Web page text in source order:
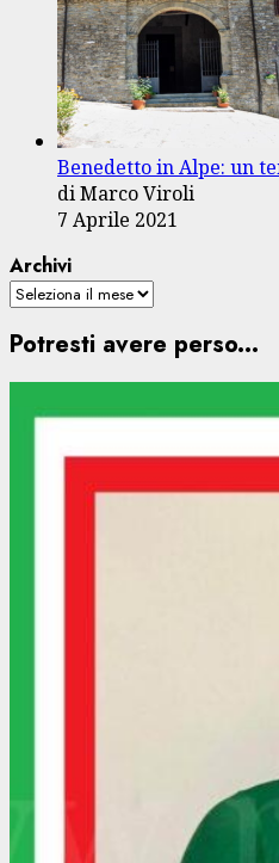
Benedetto in Alpe: un
di Marco Viroli
7 Aprile 2021
Archivi
Potresti avere perso...